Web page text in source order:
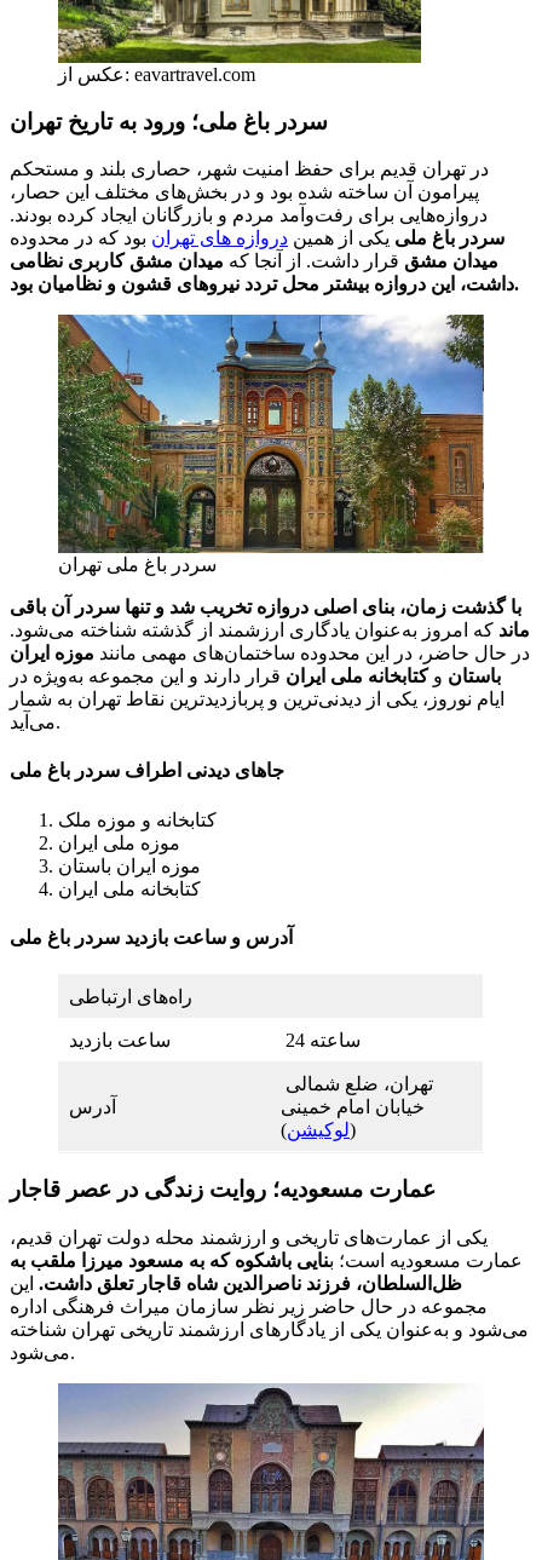
عکس از: eavartravel.com
سردر باغ ملی؛ ورود به تاریخ تهران
در تهران قدیم برای حفظ امنیت شهر، حصاری بلند و مستحکم
پیرامون آن ساخته شده بود و در بخش‌های مختلف این حصار،
دروازه‌هایی برای رفت‌وآمد مردم و بازرگانان ایجاد کرده بودند.
سردر باغ ملی یکی از همین دروازه های تهران بود که در محدوده
میدان مشق قرار داشت. از آنجا که میدان مشق کاربری نظامی
داشت، این دروازه بیشتر محل تردد نیروهای قشون و نظامیان بود.
سردر باغ ملی تهران
با گذشت زمان، بنای اصلی دروازه تخریب شد و تنها سردر آن باقی
ماند که امروز به‌عنوان یادگاری ارزشمند از گذشته شناخته می‌شود.
در حال حاضر، در این محدوده ساختمان‌های مهمی مانند موزه ایران
باستان وکتابخانه ملی ایران قرار دارند و این مجموعه به‌ویژه در
ایام نوروز، یکی از دیدنی‌ترین و پربازدیدترین نقاط تهران به شمار
می‌آید.
جاهای دیدنی اطراف سردر باغ ملی
کتابخانه و موزه ملک
موزه ملی ایران
موزه ایران باستان
کتابخانه ملی ایران
آدرس و ساعت بازدید سردر باغ ملی
راه‌های ارتباطی
ساعت بازدید 24 ساعته
آدرس
خیابان امام خمینی
(لوکیشن)
عمارت مسعودیه؛ روایت زندگی در عصر قاجار
یکی از عمارت‌های تاریخی و ارزشمند محله دولت تهران قدیم،
عمارت مسعودیه است؛ بنایی باشکوه که به مسعود میرزا ملقب به
ظل‌السلطان، فرزند ناصرالدین شاه قاجار تعلق داشت. این
مجموعه در حال حاضر زیر نظر سازمان میراث فرهنگی اداره
می‌شود و به‌عنوان یکی از یادگارهای ارزشمند تاریخی تهران شناخته
می‌شود.